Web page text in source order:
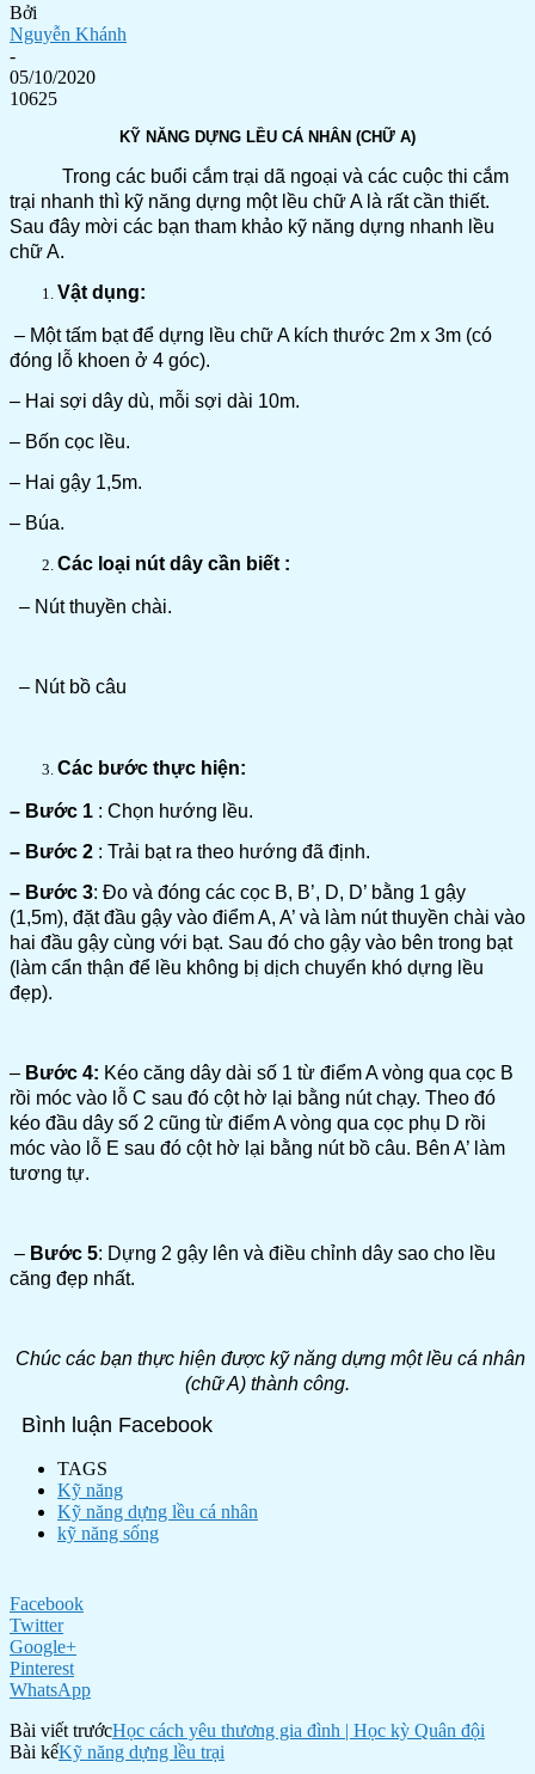
Bởi
Nguyễn Khánh
-
05/10/2020
10625
KỸ NĂNG DỰNG LỀU CÁ NHÂN (CHỮ A)
Trong các buổi cắm trại dã ngoại và các cuộc thi cắm
trại nhanh thì kỹ năng dựng một lều chữ A là rất cần thiết.
Sau đây mời các bạn tham khảo kỹ năng dựng nhanh lều
chữ A.
Vật dụng:
– Một tấm bạt để dựng lều chữ A kích thước 2m x 3m (có
đóng lỗ khoen ở 4 góc).
– Hai sợi dây dù, mỗi sợi dài 10m.
– Bốn cọc lều.
– Hai gậy 1,5m.
– Búa.
Các loại nút dây cần biết :
– Nút thuyền chài.
– Nút bồ câu
Các bước thực hiện:
– Bước 1 : Chọn hướng lều.
– Bước 2 : Trải bạt ra theo hướng đã định.
– Bước 3: Đo và đóng các cọc B, B’, D, D’ bằng 1 gậy
(1,5m), đặt đầu gậy vào điểm A, A’ và làm nút thuyền chài vào
hai đầu gậy cùng với bạt. Sau đó cho gậy vào bên trong bạt
(làm cẩn thận để lều không bị dịch chuyển khó dựng lều
đẹp).
– Bước 4: Kéo căng dây dài số 1 từ điểm A vòng qua cọc B
rồi móc vào lỗ C sau đó cột hờ lại bằng nút chạy. Theo đó
kéo đầu dây số 2 cũng từ điểm A vòng qua cọc phụ D rồi
móc vào lỗ E sau đó cột hờ lại bằng nút bồ câu. Bên A’ làm
tương tự.
– Bước 5: Dựng 2 gậy lên và điều chỉnh dây sao cho lều
căng đẹp nhất.
Chúc các bạn thực hiện được kỹ năng dựng một lều cá nhân
(chữ A) thành công.
Bình luận Facebook
TAGS
Kỹ năng
Kỹ năng dựng lều cá nhân
kỹ năng sống
Facebook
Twitter
Google+
Pinterest
WhatsApp
Bài viết trướcHọc cách yêu thương gia đình | Học kỳ Quân đội
Bài kếKỹ năng dựng lều trại